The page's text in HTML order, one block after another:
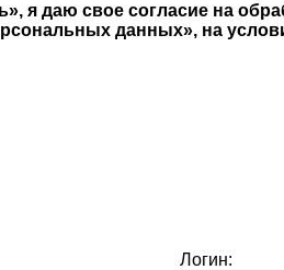
я даю свое согласие на
данных», на
Логин: